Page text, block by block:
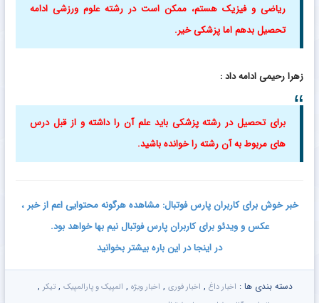
ریاضی و فیزیک هستم، ممکن است در رشته علوم ورزشی ادامه
تحصیل بدهم اما پزشکی خیر.
زهرا رحیمی ادامه داد :
برای تحصیل در رشته پزشکی باید علم آن را داشته و از قبل درس
های مربوط به آن رشته را خوانده باشید.
خبر خوش برای کاربران پارس فوتبال: مشاهده هرگونه محتوایی اعم از خبر ،
عکس و ویدئو برای کاربران پارس فوتبال نیم بها خواهد بود.
در اینجا در این باره بیشتر بخوانید
دسته بندی ها : اخبار داغ , اخبار فوری , اخبار ویژه , المپیک و پارالمپیک , تیکر ,